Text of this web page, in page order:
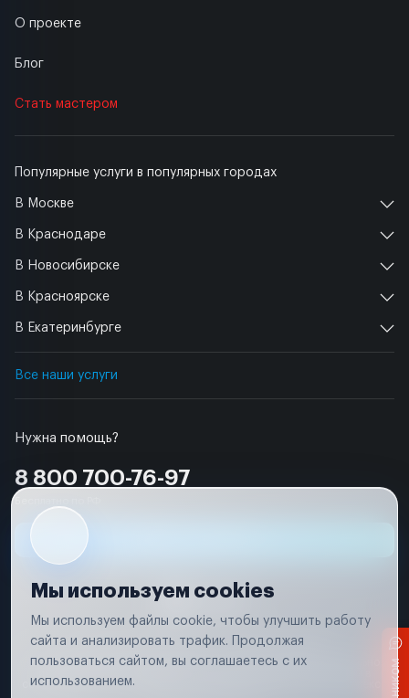
Нужна помощь?
8 800 700-76-97
Популярные услуги в популярных городах
В Москве
В Краснодаре
В Новосибирске
В Красноярске
В Екатеринбурге
Все наши услуги
О проекте
Блог
Стать мастером
Условия использования
Удаление аккаунта
Вся информация, представленная на сайте, носит исключительно
соответствии с положениями статьи 437 (п. 2) Гражданского кодекса
Мы используем cookies
Мы используем файлы cookie, чтобы улучшить работу
сайта и анализировать трафик. Продолжая
пользоваться сайтом, вы соглашаетесь с их
использованием.